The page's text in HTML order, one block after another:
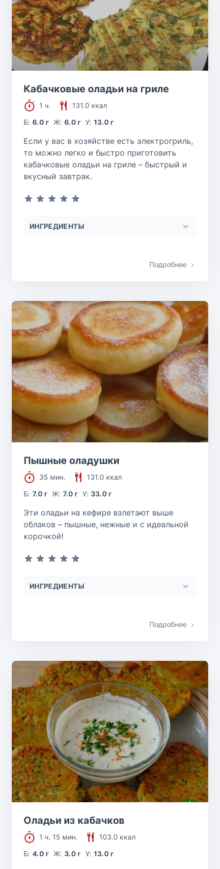
Кабачковые оладьи на гриле
1 ч.
131.0 ккал
Б:6.0 г Ж: 6.0 г У: 13.0 г
Если у вас в хозяйстве есть электрогриль,
то можно легко и быстро приготовить
кабачковые оладьи на гриле – быстрый и
вкусный завтрак.
ИНГРЕДИЕНТЫ
Подробнее
Пышные оладушки
35 мин.
131.0 ккал
Б:7.0 г Ж: 7.0 г У: 33.0 г
Эти оладьи на кефире взлетают выше
облаков – пышные, нежные и с идеальной
корочкой!
ИНГРЕДИЕНТЫ
Подробнее
Оладьи из кабачков
1 ч. 15 мин.
103.0 ккал
Б:4.0 г Ж: 3.0 г У: 13.0 г